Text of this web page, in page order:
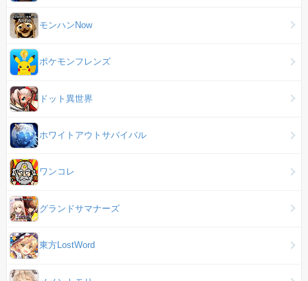
モンハンNow
ポケモンフレンズ
ドット異世界
ホワイトアウトサバイバル
ワンコレ
グランドサマナーズ
東方LostWord